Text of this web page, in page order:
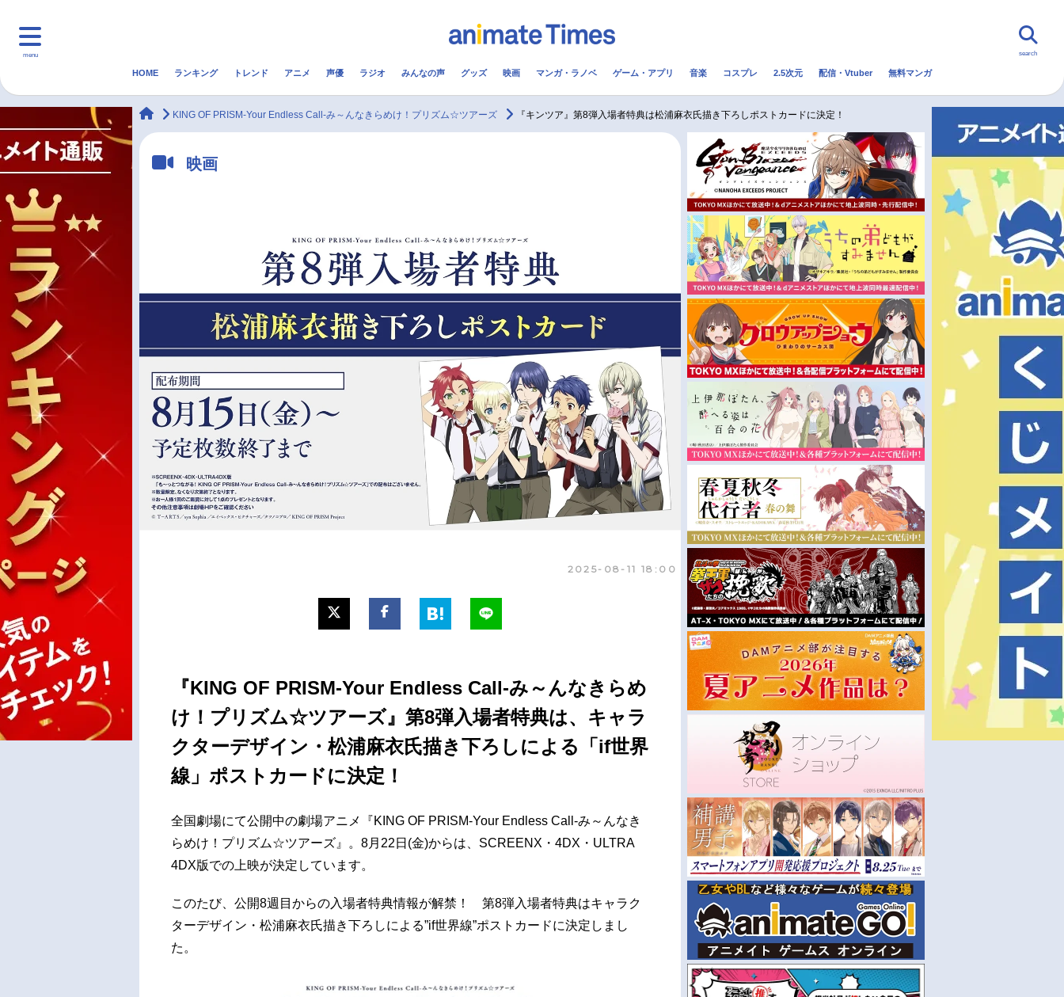
menu
マンガ・ラノベ ゲーム・アプリ 配信・Vtuber トレンド 無料マンガ
声優記事一覧 男性声優/女性声優一覧
今期アニメ曜日別一覧 秋アニメ
冬アニメ
FOLLOW US
search
HOME ランキング トレンド アニメ 声優 ラジオ みんなの声 グッズ 映画 マンガ・ラノベ ゲーム・アプリ 音楽 コスプレ 2.5次元 配信・Vtuber 無料マンガ
animateTimes
KING OF PRISM-Your Endless Call-み～んなきらめけ！プリズム☆ツアーズ 『キンツア』第8弾入場者特典は松浦麻衣氏描き下ろしポストカードに決定！
映画
2025-08-11 18:00
『KING OF PRISM-Your Endless Call-み～んなきらめ
け！プリズム☆ツアーズ』第8弾入場者特典は、キャラ
クターデザイン・松浦麻衣氏描き下ろしによる「if世界
線」ポストカードに決定！
全国劇場にて公開中の劇場アニメ『KING OF PRISM-Your Endless Call-み～んなき
らめけ！プリズム☆ツアーズ』。8月22日(金)からは、SCREENX・4DX・ULTRA
4DX版での上映が決定しています。
このたび、公開8週目からの入場者特典情報が解禁！ 第8弾入場者特典はキャラク
ターデザイン・松浦麻衣氏描き下ろしによる”if世界線”ポストカードに決定しまし
た。